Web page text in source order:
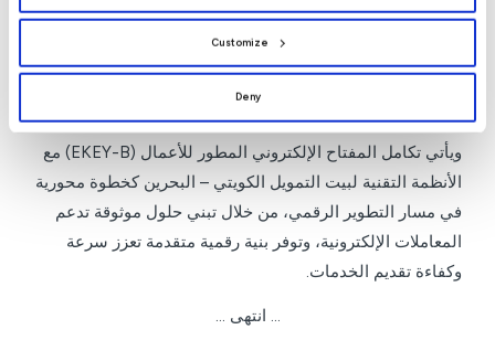
preferences by clicking[Customize].
Customize
Deny
الإلكترونية بتوسيع نطاق الوصول إلى البنية التحتية للتحقق
الرقمي من الهوية، بما يسهم في تسهيل وصول الأفراد
للخدمات، وضمان الامتثال للمعايير التنظيمية، وتعزيز ثقة
ويأتي تكامل المفتاح الإلكتروني المطور للأعمال (EKEY-B) مع
الأنظمة التقنية لبيت التمويل الكويتي – البحرين كخطوة محورية
في مسار التطوير الرقمي، من خلال تبني حلول موثوقة تدعم
المعاملات الإلكترونية، وتوفر بنية رقمية متقدمة تعزز سرعة
وكفاءة تقديم الخدمات.
… انتهى …